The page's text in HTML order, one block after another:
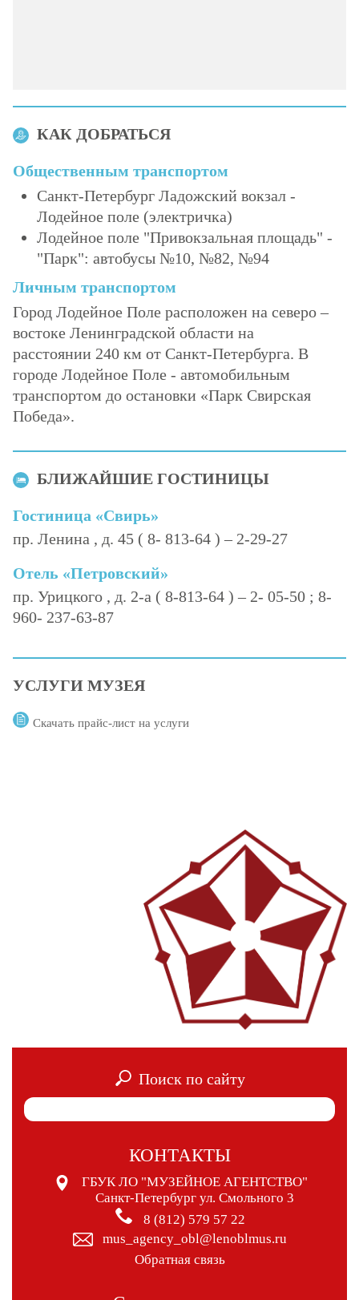
КАК ДОБРАТЬСЯ
Общественным транспортом
Санкт-Петербург Ладожский вокзал -
Лодейное поле (электричка)
Лодейное поле "Привокзальная площадь" -
"Парк": автобусы №10, №82, №94
Личным транспортом
Город Лодейное Поле расположен на северо –
востоке Ленинградской области на
расстоянии 240 км от Санкт-Петербурга. В
городе Лодейное Поле - автомобильным
транспортом до остановки «Парк Свирская
Победа».
БЛИЖАЙШИЕ ГОСТИНИЦЫ
Гостиница «Свирь»
пр. Ленина , д. 45 ( 8- 813-64 ) – 2-29-27
Отель «Петровский»
пр. Урицкого , д. 2-а ( 8-813-64 ) – 2- 05-50 ; 8-
960- 237-63-87
УСЛУГИ МУЗЕЯ
Скачать прайс-лист на услуги
Поиск по сайту
КОНТАКТЫ
ГБУК ЛО "МУЗЕЙНОЕ АГЕНТСТВО"
Санкт-Петербург ул. Смольного 3
8 (812) 579 57 22
mus_agency_obl@lenoblmus.ru
Обратная связь